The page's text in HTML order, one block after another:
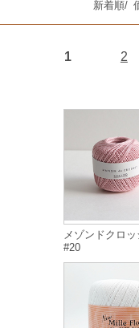
新着順/
1 2
メゾンドクロッ
#20